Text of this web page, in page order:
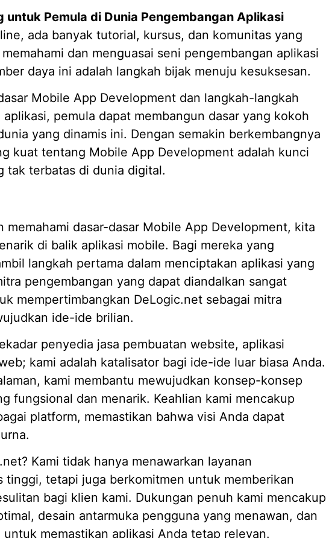
untuk Pemula di Dunia Pengembangan Aplikasi
ada banyak tutorial, kursus, dan komunitas yang
dan menguasai seni pengembangan aplikasi
daya ini adalah langkah bijak menuju kesuksesan.
Mobile App Development dan langkah-langkah
pemula dapat membangun dasar yang kokoh
yang dinamis ini. Dengan semakin berkembangnya
kuat tentang Mobile App Development adalah kunci
tak terbatas di dunia digital.
memahami dasar-dasar Mobile App Development, kita
di balik aplikasi mobile. Bagi mereka yang
langkah pertama dalam menciptakan aplikasi yang
pengembangan yang dapat diandalkan sangat
mempertimbangkan DeLogic.net sebagai mitra
ide-ide brilian.
penyedia jasa pembuatan website, aplikasi
kami adalah katalisator bagi ide-ide luar biasa Anda.
kami membantu mewujudkan konsep-konsep
fungsional dan menarik. Keahlian kami mencakup
platform, memastikan bahwa visi Anda dapat
Kami tidak hanya menawarkan layanan
tinggi, tetapi juga berkomitmen untuk memberikan
bagi klien kami. Dukungan penuh kami mencakup
desain antarmuka pengguna yang menawan, dan
memastikan aplikasi Anda tetap relevan.